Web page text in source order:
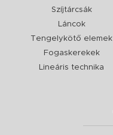
Szíjtárcsák
Láncok
Tengelykötő elemek
Fogaskerekek
Lineáris technika